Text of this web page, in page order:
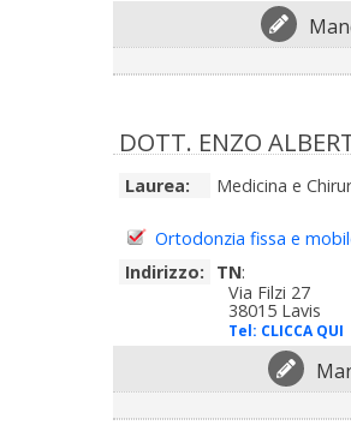
DOTT. ENZO
Laurea: Medicina e
Ortodonzia fissa e
Indirizzo:
TN:
Via Filzi 27
38015 Lavis
Tel: CLICCA QUI